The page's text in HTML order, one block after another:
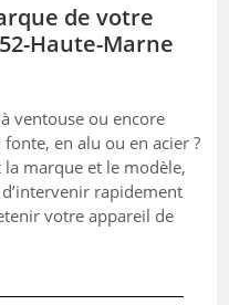
de votre
Haute-Marne
ventouse ou encore
en alu ou en acier ?
marque et le modèle,
rapidement
votre appareil de